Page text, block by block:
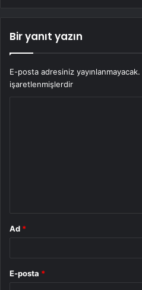
Bir yanıt yazın
E-posta adresiniz yayınlanmayacak.
işaretlenmişlerdir
Ad *
E-posta *